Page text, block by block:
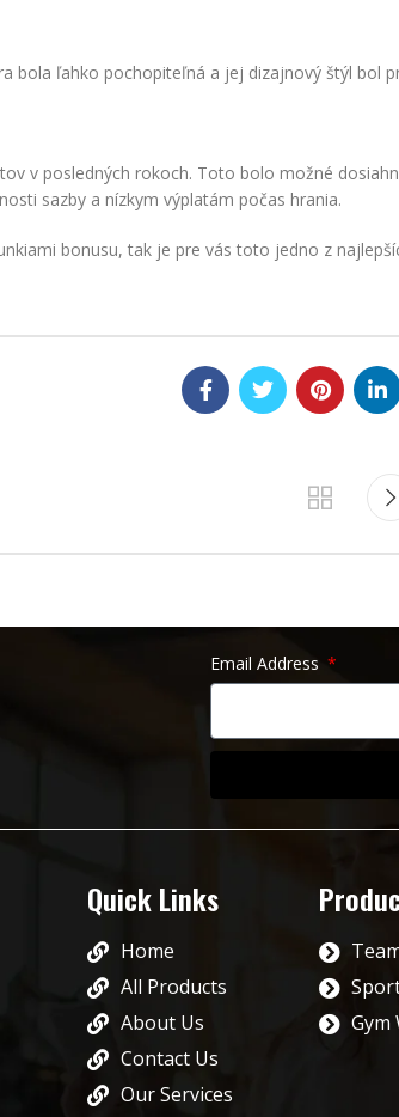
bola ľahko pochopiteľná a jej dizajnový štýl bol
v posledných rokoch. Toto bolo možné
sazby a nízkym výplatám počas hrania.
bonusu, tak je pre vás toto jedno z
Email Address
Quick Links
Home
All Products
About Us
Contact Us
Our Services
Gym